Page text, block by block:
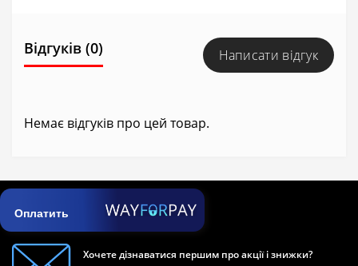
Відгуків (0) Написати відгук
Немає відгуків про цей товар.
Оплатить
Хочете дізнаватися першим про акції і знижки?